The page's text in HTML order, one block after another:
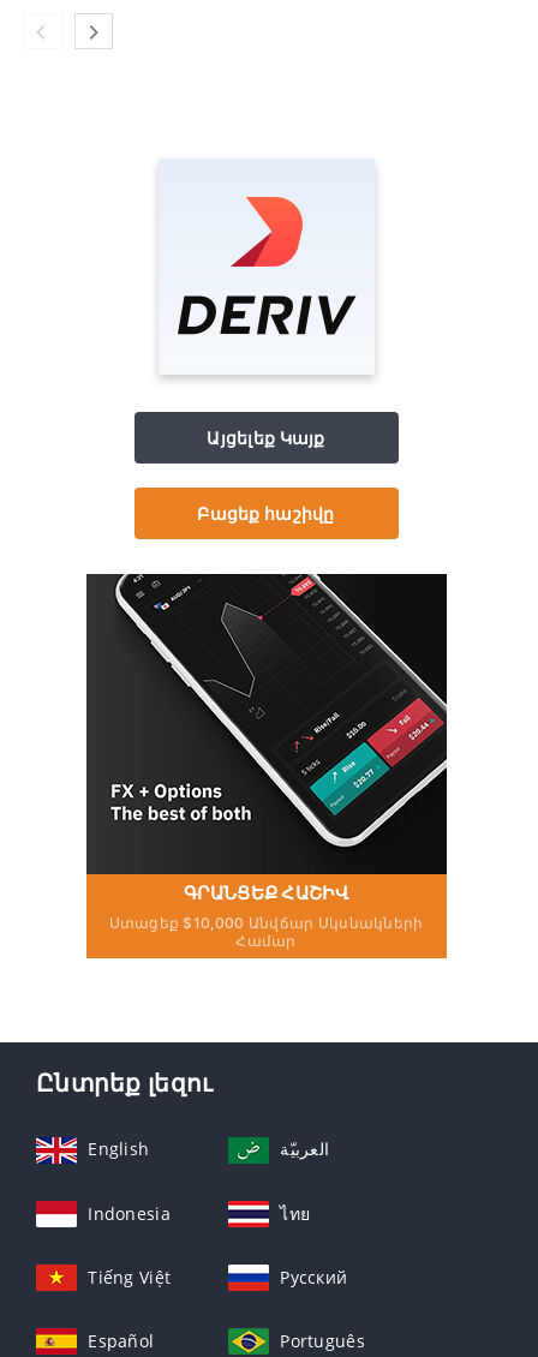
Այցելեք Կայք
Բացեք հաշիվը
ԳՐԱՆՑԵՔ ՀԱՇԻՎ
Ստացեք $10,000 Անվճար Սկսնակների
Համար
Ընտրեք լեզու
English العربيّة
Indonesia ไทย
Tiếng Việt Русский
Español Português